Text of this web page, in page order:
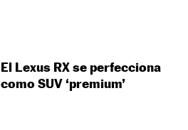
El Lexus RX se perfecciona
como SUV ‘premium’